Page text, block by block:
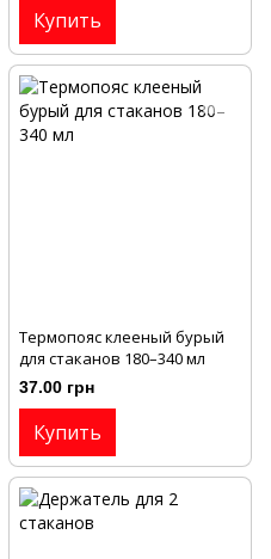
Купить
Термопояс клееный бурый
для стаканов 180–340 мл
37.00 грн
Купить